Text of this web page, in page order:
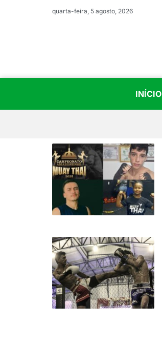
quarta-feira, 5 agosto, 2026
INÍCIO